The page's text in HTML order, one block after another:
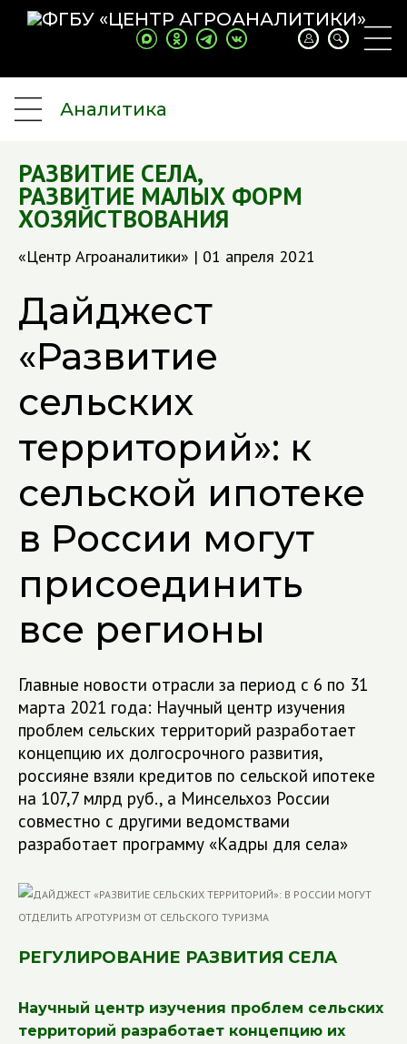
Аналитика
РАЗВИТИЕ СЕЛА,
РАЗВИТИЕ МАЛЫХ ФОРМ
ХОЗЯЙСТВОВАНИЯ
«Центр Агроаналитики» | 01 апреля 2021
Дайджест
«Развитие
сельских
территорий»: к
сельской ипотеке
в России могут
присоединить
все регионы
Главные новости отрасли за период с 6 по 31
марта 2021 года: Научный центр изучения
проблем сельских территорий разработает
концепцию их долгосрочного развития,
россияне взяли кредитов по сельской ипотеке
на 107,7 млрд руб., а Минсельхоз России
совместно с другими ведомствами
разработает программу «Кадры для села»
РЕГУЛИРОВАНИЕ РАЗВИТИЯ СЕЛА
Научный центр изучения проблем сельских
территорий разработает концепцию их